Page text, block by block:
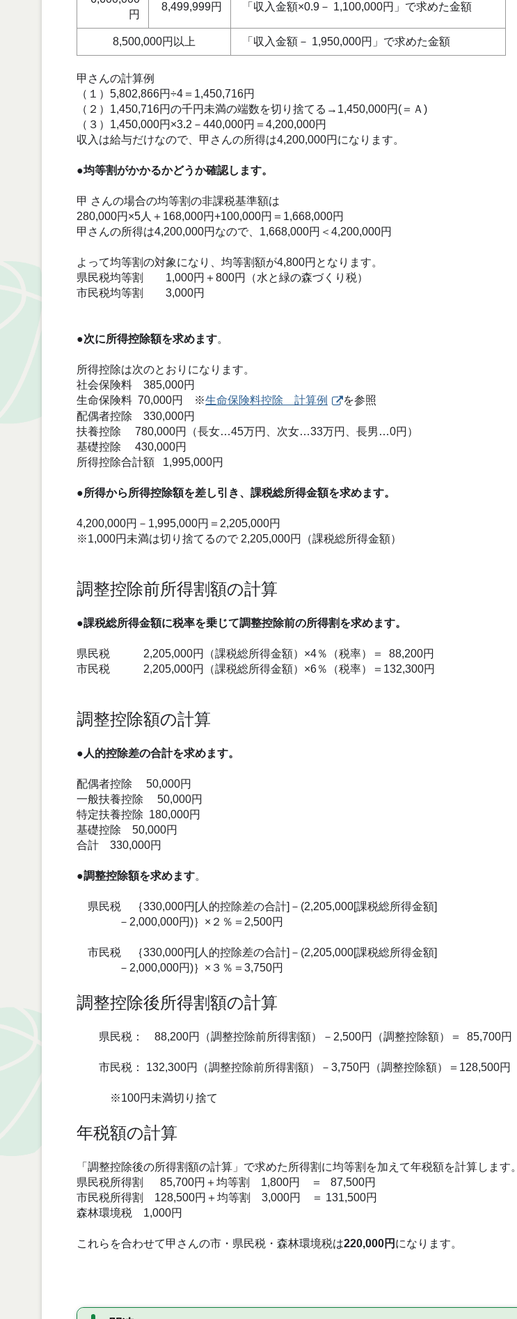
円
8,499,999円 「収入金額×0.9－ 1,100,000円」で求めた金額
8,500,000円以上 「収入金額－ 1,950,000円」で求めた金額
甲さんの計算例
（１）5,802,866円÷4＝1,450,716円
（２）1,450,716円の千円未満の端数を切り捨てる→1,450,000円(＝Ａ)
（３）1,450,000円×3.2－440,000円＝4,200,000円
収入は給与だけなので、甲さんの所得は4,200,000円になります。
●均等割がかかるかどうか確認します。
甲 さんの場合の均等割の非課税基準額は
280,000円×5人＋168,000円+100,000円＝1,668,000円
甲さんの所得は4,200,000円なので、1,668,000円＜4,200,000円
よって均等割の対象になり、均等割額が4,800円となります。
県民税均等割 1,000円＋800円（水と緑の森づくり税）
市民税均等割 3,000円
●次に所得控除額を求めます。
所得控除は次のとおりになります。
社会保険料 385,000円
生命保険料 70,000円 ※生命保険料控除 計算例
を参照
配偶者控除 330,000円
扶養控除 780,000円（長女…45万円、次女…33万円、長男…0円）
基礎控除 430,000円
所得控除合計額 1,995,000円
●所得から所得控除額を差し引き、課税総所得金額を求めます。
4,200,000円－1,995,000円＝2,205,000円
※1,000円未満は切り捨てるので 2,205,000円（課税総所得金額）
調整控除前所得割額の計算
●課税総所得金額に税率を乗じて調整控除前の所得割を求めます。
県民税 2,205,000円（課税総所得金額）×4％（税率）＝ 88,200円
市民税 2,205,000円（課税総所得金額）×6％（税率）＝132,300円
調整控除額の計算
●人的控除差の合計を求めます。
配偶者控除 50,000円
一般扶養控除 50,000円
特定扶養控除 180,000円
基礎控除 50,000円
合計 330,000円
●調整控除額を求めます。
県民税 ｛330,000円[人的控除差の合計]－(2,205,000[課税総所得金額]
－2,000,000円)｝×２％＝2,500円
市民税 ｛330,000円[人的控除差の合計]－(2,205,000[課税総所得金額]
－2,000,000円)｝×３％＝3,750円
調整控除後所得割額の計算
県民税： 88,200円（調整控除前所得割額）－2,500円（調整控除額）＝ 85,700円
市民税： 132,300円（調整控除前所得割額）－3,750円（調整控除額）＝128,500円
※100円未満切り捨て
年税額の計算
「調整控除後の所得割額の計算」で求めた所得割に均等割を加えて年税額を計算します。
県民税所得割 85,700円＋均等割 1,800円 ＝ 87,500円
市民税所得割 128,500円＋均等割 3,000円 ＝ 131,500円
森林環境税 1,000円
これらを合わせて甲さんの市・県民税・森林環境税は220,000円 になります。